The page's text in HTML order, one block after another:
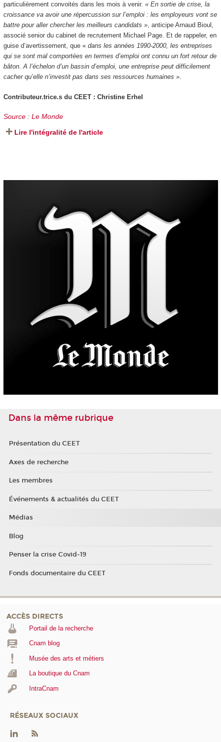
particulièrement convoités dans les mois à venir. « En sortie de crise, la
croissance va avoir une répercussion sur l’emploi : les employeurs vont se
battre pour aller chercher les meilleurs candidats », anticipe Arnaud Bioul,
associé senior du cabinet de recrutement Michael Page. Et de rappeler, en
guise d’avertissement, que « dans les années 1990-2000, les entreprises
qui se sont mal comportées en termes d’emploi ont connu un fort retour de
bâton.A l’échelon d’un bassin d’emploi, une entreprise peut difficilement
cacher qu’elle n’investit pas dans ses ressources humaines ».
Contributeur.trice.s du CEET : Christine Erhel
Source : Le Monde
Lire l'intégralité de l'article
Dans la même rubrique
Présentation du CEET
Axes de recherche
Les membres
Événements & actualités du CEET
Médias
Blog
Penser la crise Covid-19
Fonds documentaire du CEET
ACCÈS DIRECTS
Portail de la recherche
Cnam blog
Musée des arts et métiers
La boutique du Cnam
IntraCnam
RÉSEAUX SOCIAUX